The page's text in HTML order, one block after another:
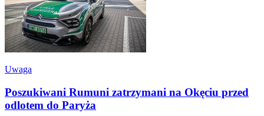
Uwaga
Poszukiwani Rumuni zatrzymani na Okęciu przed
odlotem do Paryża